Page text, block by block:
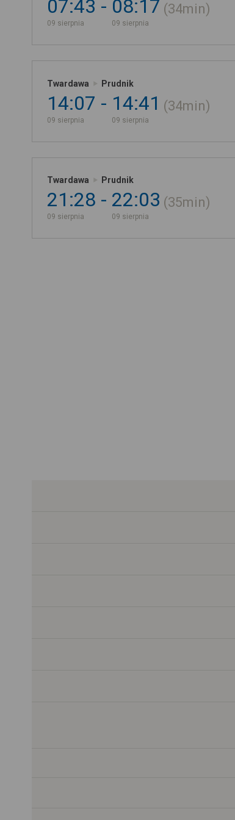
07:43
09 sierpnia
08:17
09 sierpnia
34min
Twardawa Prudnik
14:07
09 sierpnia
14:41
09 sierpnia
34min
Twardawa Prudnik
21:28
09 sierpnia
22:03
09 sierpnia
35min